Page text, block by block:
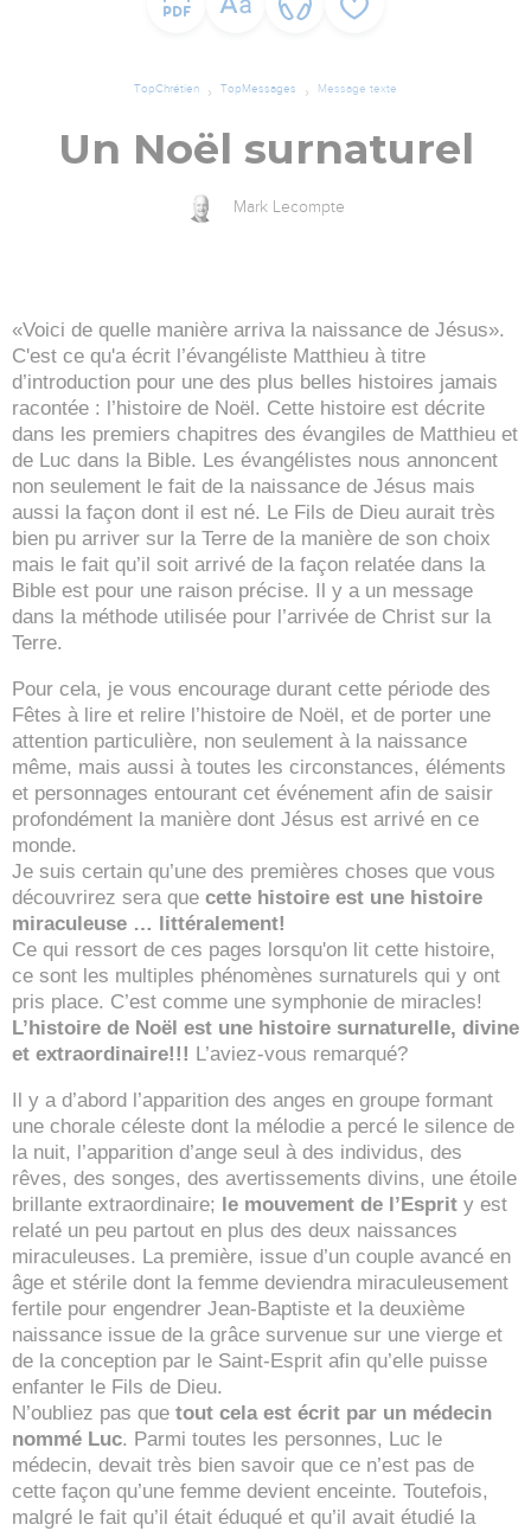
TopChrétien TopMessages Message texte
Un Noël surnaturel
Mark Lecompte
«Voici de quelle manière arriva la naissance de Jésus».
C'est ce qu'a écrit l’évangéliste Matthieu à titre
d’introduction pour une des plus belles histoires jamais
racontée : l’histoire de Noël. Cette histoire est décrite
dans les premiers chapitres des évangiles de Matthieu et
de Luc dans la Bible. Les évangélistes nous annoncent
non seulement le fait de la naissance de Jésus mais
aussi la façon dont il est né. Le Fils de Dieu aurait très
bien pu arriver sur la Terre de la manière de son choix
mais le fait qu’il soit arrivé de la façon relatée dans la
Bible est pour une raison précise. Il y a un message
dans la méthode utilisée pour l’arrivée de Christ sur la
Terre.
Pour cela, je vous encourage durant cette période des
Fêtes à lire et relire l’histoire de Noël, et de porter une
attention particulière, non seulement à la naissance
même, mais aussi à toutes les circonstances, éléments
et personnages entourant cet événement afin de saisir
profondément la manière dont Jésus est arrivé en ce
monde.
Je suis certain qu’une des premières choses que vous
découvrirez sera que cette histoire est une histoire
miraculeuse … littéralement!
Ce qui ressort de ces pages lorsqu'on lit cette histoire,
ce sont les multiples phénomènes surnaturels qui y ont
pris place. C’est comme une symphonie de miracles!
L’histoire de Noël est une histoire surnaturelle, divine
et extraordinaire!!! L’aviez-vous remarqué?
Il y a d’abord l’apparition des anges en groupe formant
une chorale céleste dont la mélodie a percé le silence de
la nuit, l’apparition d’ange seul à des individus, des
rêves, des songes, des avertissements divins, une étoile
brillante extraordinaire;
le mouvement de l’Esprit y est
relaté un peu partout en plus des deux naissances
miraculeuses. La première, issue d’un couple avancé en
âge et stérile dont la femme deviendra miraculeusement
fertile pour engendrer Jean-Baptiste et la deuxième
naissance issue de la grâce survenue sur une vierge et
de la conception par le Saint-Esprit afin qu’elle puisse
enfanter le Fils de Dieu.
N’oubliez pas que tout cela est écrit par un médecin
nommé Luc. Parmi toutes les personnes, Luc le
médecin, devait très bien savoir que ce n’est pas de
cette façon qu’une femme devient enceinte. Toutefois,
malgré le fait qu’il était éduqué et qu’il avait étudié la